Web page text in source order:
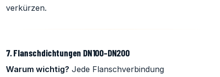
verkürzen.
7. Flanschdichtungen DN100–DN200
Warum wichtig? Jede Flanschverbindung